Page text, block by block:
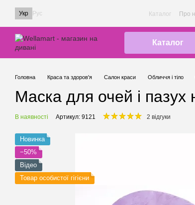
Перейти до основного контенту
Укр Рус Каталог Про
Каталог
Головна Краса та здоров'я Салон краси Обличчя і тіло
Маска для очей і пазух
В наявності Артикул: 9121 2 відгуки
Новинка
−50%
Відео
Товар особистої гігієни